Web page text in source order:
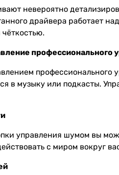
невероятно
драйвера работает
профессионального
профессионального
в музыку или подкасты.
управления шумом вы
с миром вокруг